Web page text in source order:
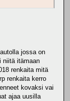
jossa on
niitä itämaan
renkaita mitä
renkaita kerro
kovaksi vai
ajaa uusilla